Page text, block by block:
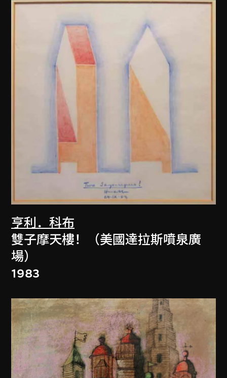
亨利．科布
雙子摩天樓！（美國達拉斯噴泉廣
場）
1983